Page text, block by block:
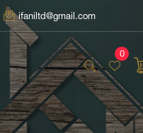
ifaniltd@gmail.com
0